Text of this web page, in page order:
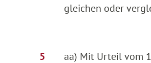
gleichen oder
aa) Mit Urteil vom